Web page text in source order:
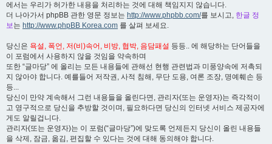
에서는 우리가 허가한 내용을 처리하는 것에 대해 책임지지 않습니다.
더 나아가서 phpBB 관한 영문 정보는 http://www.phpbb.com/를 보시고, 한글 정
보는 http://www.phpBB Korea.com 를 살펴 보세요.
당신은 욕설, 폭언, 저(비)속어, 비방, 협박, 음담패설 등등.. 에 해당하는 단어들을
이 포럼에서 사용하지 않을 것임을 약속하며
또한 “글마당” 에 올리는 모든 내용들에 관해선 현행 관련법과 미풍양속에 저촉되
지 않아야 합니다. 예를들어 저작권, 사적 침해, 무단 도용, 여론 조장, 명예훼손 등
등...
당신이 만약 계속해서 그런 내용들을 올린다면, 관리자(또는 운영자)는 즉각적이
고 영구적으로 당신을 추방할 것이며, 필요하다면 당신의 인터넷 서비스 제공자에
게도 알릴겁니다.
관리자(또는 운영자)는 이 포럼(“글마당”)에 맞도록 언제든지 당신이 올린 내용들
을 삭제, 잠금, 옮김, 편집할 수 있다는 것에 대해 동의해야 합니다.